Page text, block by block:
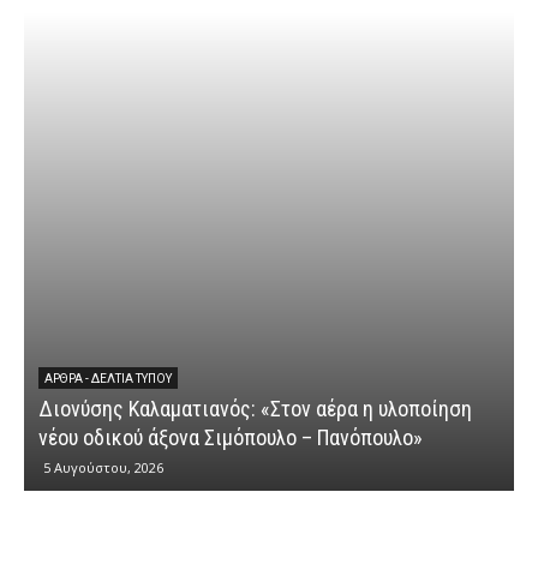
ΆΡΘΡΑ - ΔΕΛΤΊΑ ΤΎΠΟΥ
Διονύσης Καλαματιανός: «Στον αέρα η υλοποίηση
νέου οδικού άξονα Σιμόπουλο – Πανόπουλο»
5 Αυγούστου, 2026